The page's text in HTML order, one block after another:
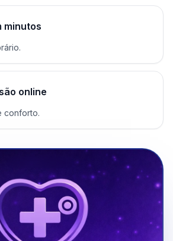
minutos
online
conforto.